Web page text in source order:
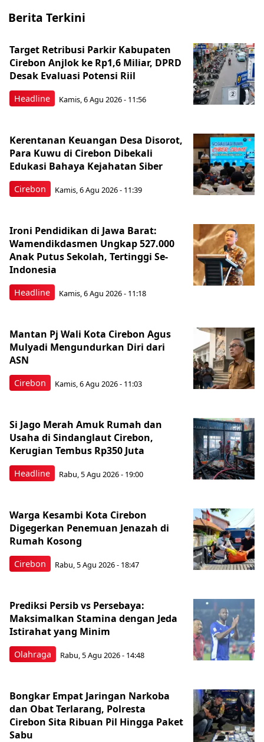
Berita Terkini
Headline
Target Retribusi Parkir Kabupaten
Cirebon Anjlok ke Rp1,6 Miliar, DPRD
Desak Evaluasi Potensi Riil
Kamis, 6 Agu 2026 - 11:56
Cirebon
Kerentanan Keuangan Desa Disorot,
Para Kuwu di Cirebon Dibekali
Edukasi Bahaya Kejahatan Siber
Kamis, 6 Agu 2026 - 11:39
Headline
Ironi Pendidikan di Jawa Barat:
Wamendikdasmen Ungkap 527.000
Anak Putus Sekolah, Tertinggi Se-
Indonesia
Kamis, 6 Agu 2026 - 11:18
Cirebon
Mantan Pj Wali Kota Cirebon Agus
Mulyadi Mengundurkan Diri dari
ASN
Kamis, 6 Agu 2026 - 11:03
Headline
Si Jago Merah Amuk Rumah dan
Usaha di Sindanglaut Cirebon,
Kerugian Tembus Rp350 Juta
Rabu, 5 Agu 2026 - 19:00
Cirebon
Warga Kesambi Kota Cirebon
Digegerkan Penemuan Jenazah di
Rumah Kosong
Rabu, 5 Agu 2026 - 18:47
Olahraga
Prediksi Persib vs Persebaya:
Maksimalkan Stamina dengan Jeda
Istirahat yang Minim
Rabu, 5 Agu 2026 - 14:48
Bongkar Empat Jaringan Narkoba
dan Obat Terlarang, Polresta
Cirebon Sita Ribuan Pil Hingga Paket
Sabu